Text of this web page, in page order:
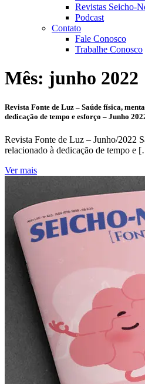
Revistas Seicho-
Podcast
Contato
Fale Conosco
Trabalhe Conosco
Mês: junho 2022
Revista Fonte de Luz – Saúde física,
dedicação de tempo e esforço – Junho
Revista Fonte de Luz – Junho/2022
relacionado à dedicação de tempo e
Ver mais